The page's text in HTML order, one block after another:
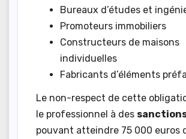
Bureaux d’études et
Promoteurs immobiliers
Constructeurs de maisons
individuelles
Fabricants d’éléments
Le non-respect de cette
le professionnel à des
pouvant atteindre 75 000 euros